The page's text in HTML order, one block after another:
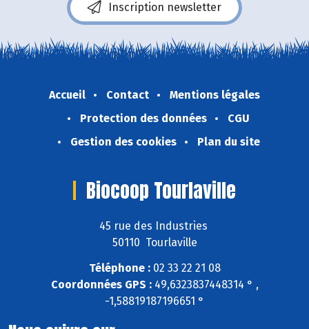
Inscription newsletter
Accueil Contact
Mentions légales
Protection des données
CGU
Gestion des cookies
Plan du site
Biocoop Tourlaville
45 rue des Industries
50110 Tourlaville
Téléphone :02 33 22 21 08
Coordonnées GPS :49,6323837448314 ° ,
-1,58819187196651 °